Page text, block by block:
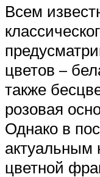
Всем
цветов –
также
розовая
Однако в
цветной